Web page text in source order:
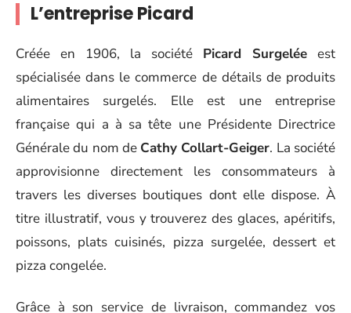
L’entreprise Picard
Créée en 1906, la société Picard Surgelée est
spécialisée dans le commerce de détails de produits
alimentaires surgelés. Elle est une entreprise
française qui a à sa tête une Présidente Directrice
Générale du nom de Cathy Collart-Geiger. La société
approvisionne directement les consommateurs à
travers les diverses boutiques dont elle dispose. À
titre illustratif, vous y trouverez des glaces, apéritifs,
poissons, plats cuisinés, pizza surgelée, dessert et
pizza congelée.
Grâce à son service de livraison, commandez vos